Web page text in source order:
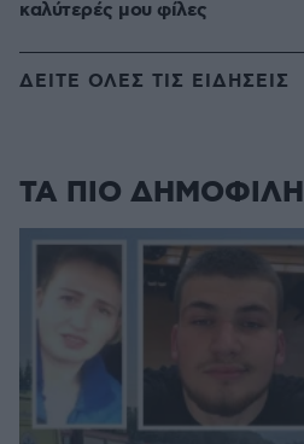
καλύτερές μου φίλες
ΔΕΙΤΕ ΟΛΕΣ ΤΙΣ ΕΙΔΗΣΕΙΣ
ΤΑ ΠΙΟ ΔΗΜΟΦΙΛΗ